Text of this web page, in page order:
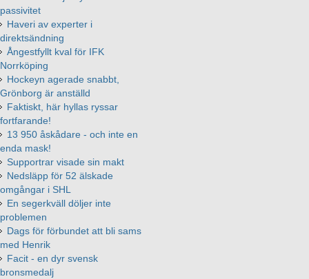
passivitet
Haveri av experter i
direktsändning
Ångestfyllt kval för IFK
Norrköping
Hockeyn agerade snabbt,
Grönborg är anställd
Faktiskt, här hyllas ryssar
fortfarande!
13 950 åskådare - och inte en
enda mask!
Supportrar visade sin makt
Nedsläpp för 52 älskade
omgångar i SHL
En segerkväll döljer inte
problemen
Dags för förbundet att bli sams
med Henrik
Facit - en dyr svensk
bronsmedalj